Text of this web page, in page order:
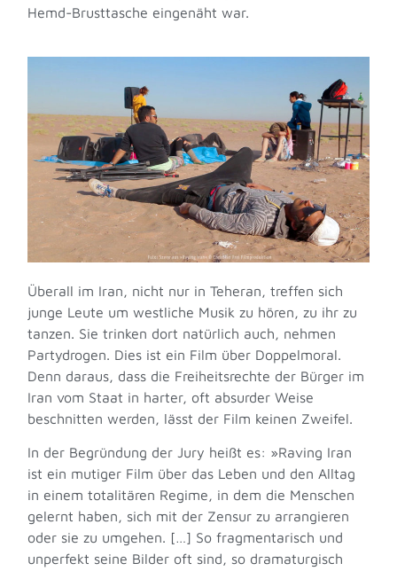
Hemd-Brusttasche eingenäht war.
Überall im Iran, nicht nur in Teheran, treffen sich
junge Leute um westliche Musik zu hören, zu ihr zu
tanzen. Sie trinken dort natürlich auch, nehmen
Partydrogen. Dies ist ein Film über Doppelmoral.
Denn daraus, dass die Freiheitsrechte der Bürger im
Iran vom Staat in harter, oft absurder Weise
beschnitten werden, lässt der Film keinen Zweifel.
In der Begründung der Jury heißt es: »Raving Iran
ist ein mutiger Film über das Leben und den Alltag
in einem totalitären Regime, in dem die Menschen
gelernt haben, sich mit der Zensur zu arrangieren
oder sie zu umgehen. […] So fragmentarisch und
unperfekt seine Bilder oft sind, so dramaturgisch